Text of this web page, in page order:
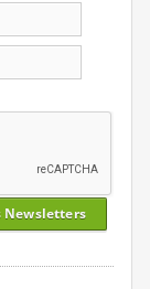
Newsletters